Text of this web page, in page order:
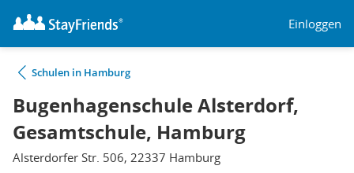
Einloggen
Schulen in Hamburg
Bugenhagenschule Alsterdorf,
Gesamtschule, Hamburg
Alsterdorfer Str. 506, 22337 Hamburg